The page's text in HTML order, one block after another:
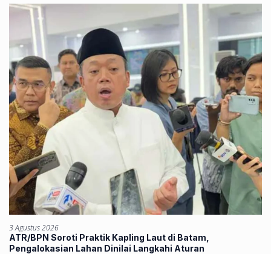
3 Agustus 2026
ATR/BPN Soroti Praktik Kapling Laut di Batam,
Pengalokasian Lahan Dinilai Langkahi Aturan